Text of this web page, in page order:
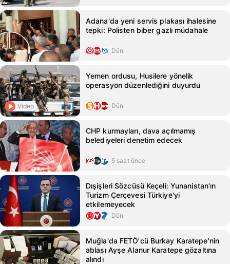
Adana'da yeni servis plakası ihalesine
tepki: Polisten biber gazlı müdahale
Dün
Video
Yemen ordusu, Husilere yönelik
operasyon düzenlediğini duyurdu
Dün
CHP kurmayları, dava açılmamış
belediyeleri denetim edecek
5 saat önce
Dışişleri Sözcüsü Keçeli: Yunanistan'ın
Turizm Çerçevesi Türkiye'yi
etkilemeyecek
Dün
Muğla'da FETÖ'cü Burkay Karatepe'nin
ablası Ayşe Alanur Karatepe gözaltına
alındı